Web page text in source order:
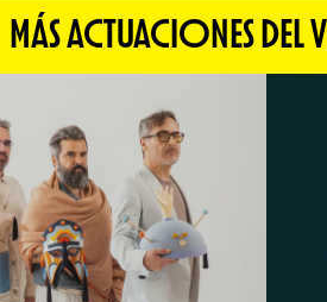
MÁS ACTUACIONES DEL